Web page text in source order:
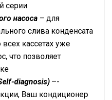
серии
насоса – для
слива конденсата
всех кассетах уже
что позволяет
diagnosis) –-
Ваш кондиционер